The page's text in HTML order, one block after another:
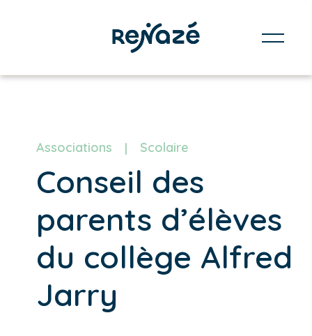
Associations Scolaire
Conseil des
parents d’élèves
du collège Alfred
Jarry